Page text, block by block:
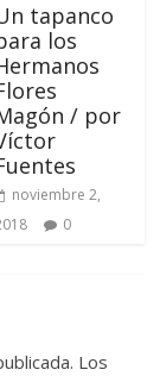
tapanco
los
/ por
noviembre 2,
0
Los